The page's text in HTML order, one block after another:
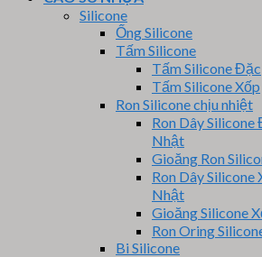
Silicone
Ống Silicone
Tấm Silicone
Tấm Silicone Đặc
Tấm Silicone Xốp
Ron Silicone chịu nhiệt
Ron Dây
Nhật
Gioăng Ron
Ron Dây Silicone
Nhật
Gioăng Silicone
Ron Oring
Bi Silicone